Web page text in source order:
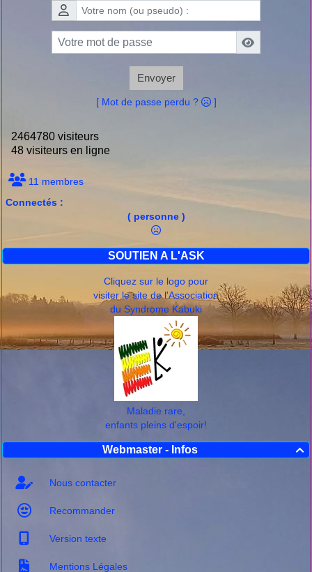
Envoyer
[ Mot de passe perdu ? ]
2464780 visiteurs
48 visiteurs en ligne
11 membres
Connectés :
( personne )
SOUTIEN A L'ASK
Cliquez sur le logo pour
visiter le site de l'Association
du Syndrome Kabuki
Maladie rare,
enfants pleins d'espoir!

Webmaster - Infos
Nous contacter
Recommander
Version texte
Mentions Légales